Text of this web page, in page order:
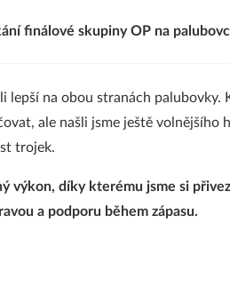
finálové skupiny OP na
lepší na obou stranách palubovky.
ale našli jsme ještě
trojek.
výkon, díky kterému jsme si
a podporu během zápasu.